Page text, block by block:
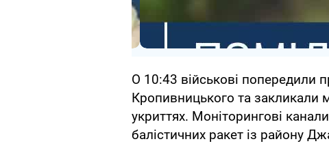
О 10:43 військові попередили
Кропивницького та закликали
укриттях. Моніторингові
балістичних ракет із району